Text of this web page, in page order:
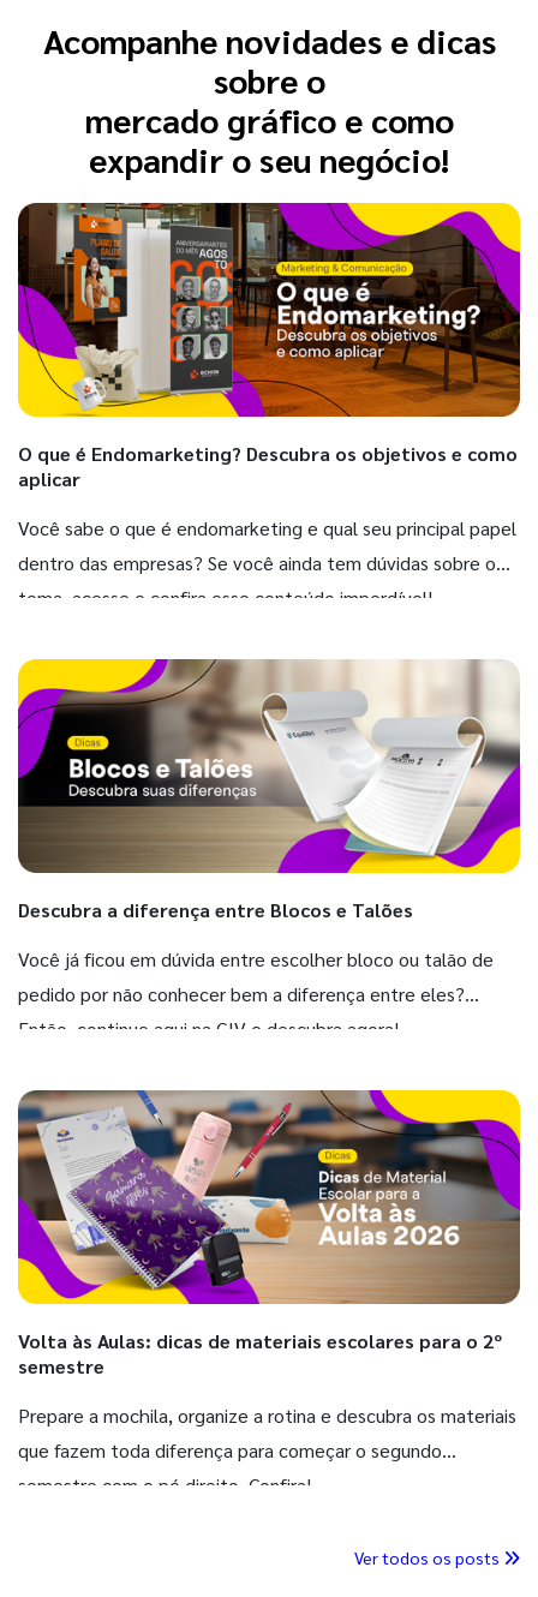
Acompanhe novidades e dicas
sobre o
mercado gráfico e como
expandir o seu negócio!
O que é Endomarketing? Descubra os objetivos e como
aplicar
Você sabe o que é endomarketing e qual seu principal papel
dentro das empresas? Se você ainda tem dúvidas sobre o
tema, acesse e confira esse conteúdo imperdível!
Descubra a diferença entre Blocos e Talões
Você já ficou em dúvida entre escolher bloco ou talão de
pedido por não conhecer bem a diferença entre eles?
Então, continue aqui na GIV e descubra agora!
Volta às Aulas: dicas de materiais escolares para o 2º
semestre
Prepare a mochila, organize a rotina e descubra os materiais
que fazem toda diferença para começar o segundo
semestre com o pé direito. Confira!
Ver todos os posts